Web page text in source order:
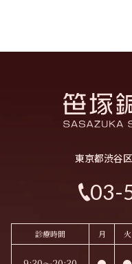
東京都渋谷
03-
診療時間 月 火